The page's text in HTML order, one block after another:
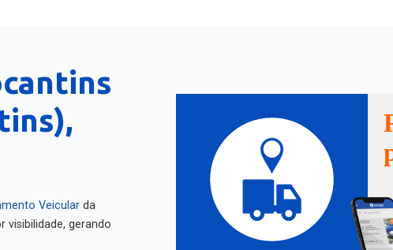
Veicular da
visibilidade, gerando